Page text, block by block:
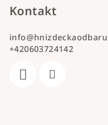
Kontakt
info@
+420603724142